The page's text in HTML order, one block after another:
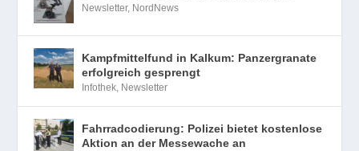
Newsletter, NordNews
Kampfmittelfund in Kalkum: Panzergranate
erfolgreich gesprengt
Infothek, Newsletter
Fahrradcodierung: Polizei bietet kostenlose
Aktion an der Messewache an